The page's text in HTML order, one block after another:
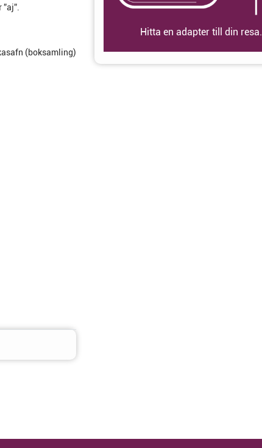
(boksamling)
Hitta en adapter till din resa.